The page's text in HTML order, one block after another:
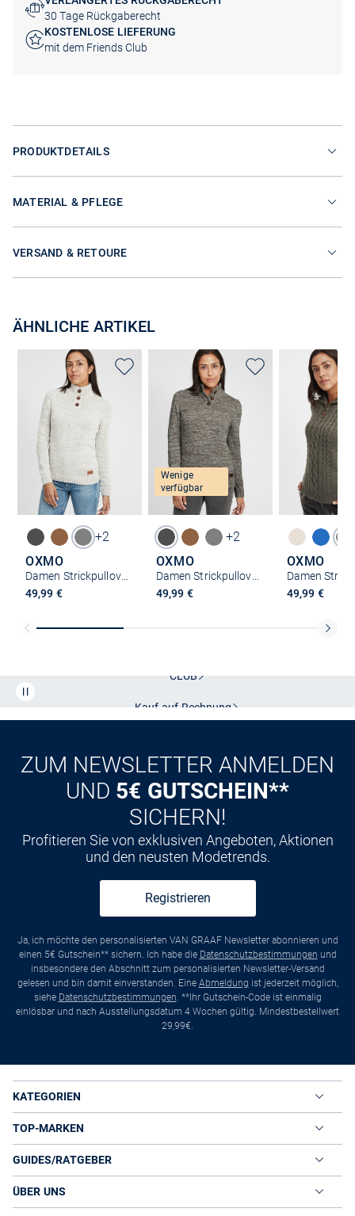
30 Tage Rückgaberecht
KOSTENLOSE LIEFERUNG
mit dem Friends Club
PRODUKTDETAILS
MATERIAL & PFLEGE
VERSAND & RETOURE
ÄHNLICHE ARTIKEL
+2
OXMO
Damen Strickpullover - OXPhilicita
49,99 €
Wenige
verfügbar
+2
OXMO
49,99 €
OXMO
49,99 €
CLUB
Kauf auf Rechnung
ZUM NEWSLETTER ANMELDEN
UND 5€ GUTSCHEIN**
SICHERN!
Profitieren Sie von exklusiven Angeboten, Aktionen
und den neusten Modetrends.
Registrieren
Ja, ich möchte den personalisierten VAN GRAAF Newsletter abonnieren und
einen 5€ Gutschein** sichern. Ich habe die Datenschutzbestimmungen und
insbesondere den Abschnitt zum personalisierten Newsletter-Versand
gelesen und bin damit einverstanden. Eine Abmeldung ist jederzeit möglich,
siehe Datenschutzbestimmungen. **Ihr Gutschein-Code ist einmalig
einlösbar und nach Ausstellungsdatum 4 Wochen gültig. Mindestbestellwert
29,99€.
KATEGORIEN
TOP-MARKEN
GUIDES/RATGEBER
ÜBER UNS